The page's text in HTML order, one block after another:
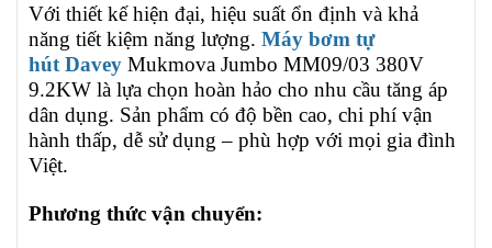
Với thiết kế hiện đại, hiệu suất ổn định và khả
năng tiết kiệm năng lượng. Máy bơm tự
hút Davey Mukmova Jumbo MM09/03 380V
9.2KW là lựa chọn hoàn hảo cho nhu cầu tăng áp
dân dụng. Sản phẩm có độ bền cao, chi phí vận
hành thấp, dễ sử dụng – phù hợp với mọi gia đình
Việt.
Phương thức vận chuyển: